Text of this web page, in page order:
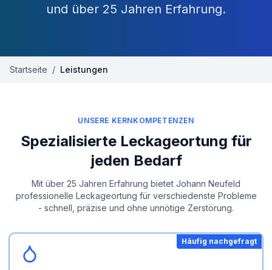
und über 25 Jahren Erfahrung.
Startseite / Leistungen
UNSERE KERNKOMPETENZEN
Spezialisierte Leckageortung für
jeden Bedarf
Mit über 25 Jahren Erfahrung bietet Johann Neufeld
professionelle Leckageortung für verschiedenste Probleme
- schnell, präzise und ohne unnötige Zerstörung.
Häufig nachgefragt